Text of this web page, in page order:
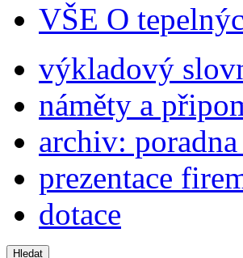
VŠE O
výkladový
náměty a
archiv:
prezentace
dotace